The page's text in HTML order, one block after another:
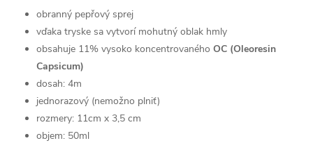
obranný pepřový sprej
vďaka tryske sa vytvorí mohutný oblak hmly
obsahuje 11% vysoko koncentrovaného OC (Oleoresin
Capsicum)
dosah: 4m
jednorazový (nemožno plniť)
rozmery: 11cm x 3,5 cm
objem: 50ml